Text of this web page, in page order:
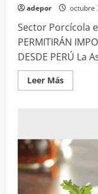
adepor octubre
Sector Porcícola
PERMITIRÁN
DESDE PERÚ La
Leer MásLeer
más
DE
CARNE
DE
CERDO
DESDE
PERÚ